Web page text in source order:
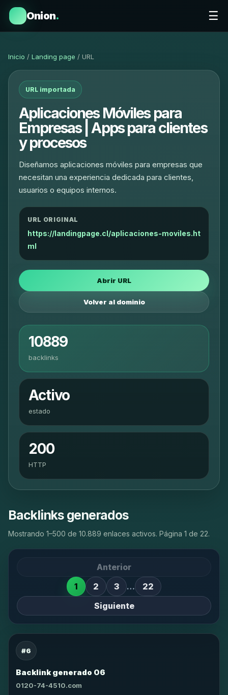
Onion. ☰
Inicio / Landing page / URL
URL importada
Aplicaciones Móviles para
Empresas | Apps para clientes
y procesos
Diseñamos aplicaciones móviles para empresas que
necesitan una experiencia dedicada para clientes,
usuarios o equipos internos.
URL ORIGINAL
https://landingpage.cl/aplicaciones-moviles.ht
ml
Abrir URL
Volver al dominio
10889
backlinks
Activo
estado
200
HTTP
Backlinks generados
Mostrando 1–500 de 10.889 enlaces activos. Página 1 de 22.
Anterior
1
2 3 …
22
Siguiente
#6
Backlink generado 06
0120-74-4510.com